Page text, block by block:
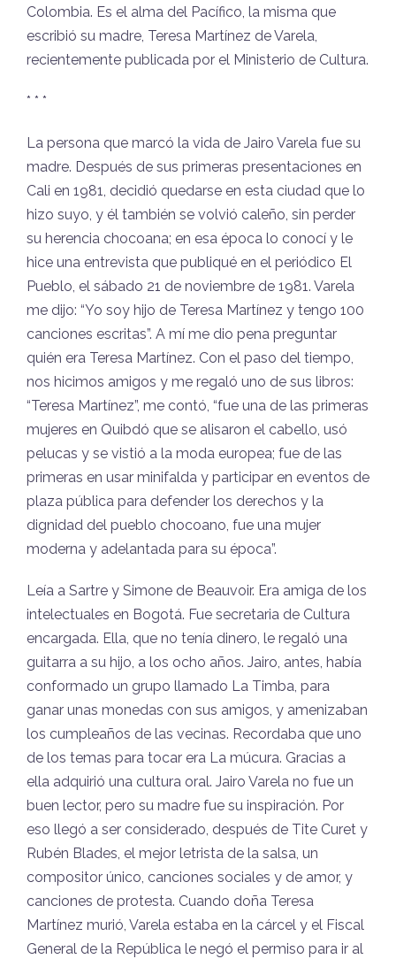
Colombia. Es el alma del Pacífico, la misma que
escribió su madre, Teresa Martínez de Varela,
recientemente publicada por el Ministerio de Cultura.
* * *
La persona que marcó la vida de Jairo Varela fue su
madre. Después de sus primeras presentaciones en
Cali en 1981, decidió quedarse en esta ciudad que lo
hizo suyo, y él también se volvió caleño, sin perder
su herencia chocoana; en esa época lo conocí y le
hice una entrevista que publiqué en el periódico El
Pueblo, el sábado 21 de noviembre de 1981. Varela
me dijo: “Yo soy hijo de Teresa Martínez y tengo 100
canciones escritas”. A mí me dio pena preguntar
quién era Teresa Martínez. Con el paso del tiempo,
nos hicimos amigos y me regaló uno de sus libros:
“Teresa Martínez”, me contó, “fue una de las primeras
mujeres en Quibdó que se alisaron el cabello, usó
pelucas y se vistió a la moda europea; fue de las
primeras en usar minifalda y participar en eventos de
plaza pública para defender los derechos y la
dignidad del pueblo chocoano, fue una mujer
moderna y adelantada para su época”.
Leía a Sartre y Simone de Beauvoir. Era amiga de los
intelectuales en Bogotá. Fue secretaria de Cultura
encargada. Ella, que no tenía dinero, le regaló una
guitarra a su hijo, a los ocho años. Jairo, antes, había
conformado un grupo llamado La Timba, para
ganar unas monedas con sus amigos, y amenizaban
los cumpleaños de las vecinas. Recordaba que uno
de los temas para tocar era La múcura. Gracias a
ella adquirió una cultura oral. Jairo Varela no fue un
buen lector, pero su madre fue su inspiración. Por
eso llegó a ser considerado, después de Tite Curet y
Rubén Blades, el mejor letrista de la salsa, un
compositor único, canciones sociales y de amor, y
canciones de protesta. Cuando doña Teresa
Martínez murió, Varela estaba en la cárcel y el Fiscal
General de la República le negó el permiso para ir al